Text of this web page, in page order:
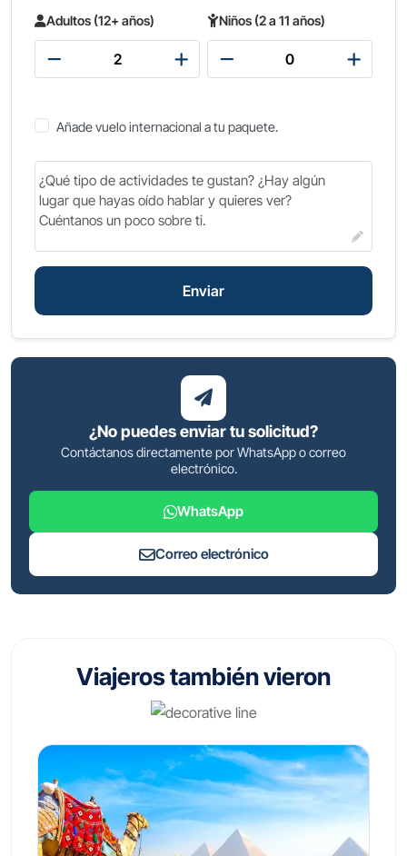
Adultos (12+ años) Niños (2 a 11 años)
Añade vuelo internacional a tu paquete.
Enviar
¿No puedes enviar tu solicitud?
Contáctanos directamente por WhatsApp o correo
electrónico.
WhatsApp
Correo electrónico
Viajeros también vieron